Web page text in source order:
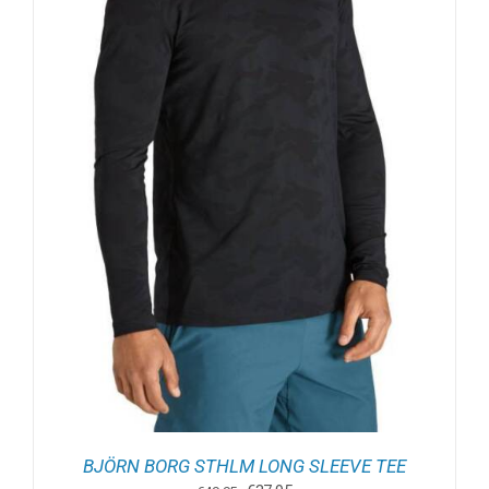
BJÖRN BORG STHLM LONG SLEEVE TEE